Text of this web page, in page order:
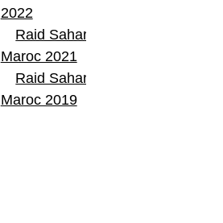
2022
Raid Sahara Tour
Maroc 2021
Raid Sahara Tour
Maroc 2019